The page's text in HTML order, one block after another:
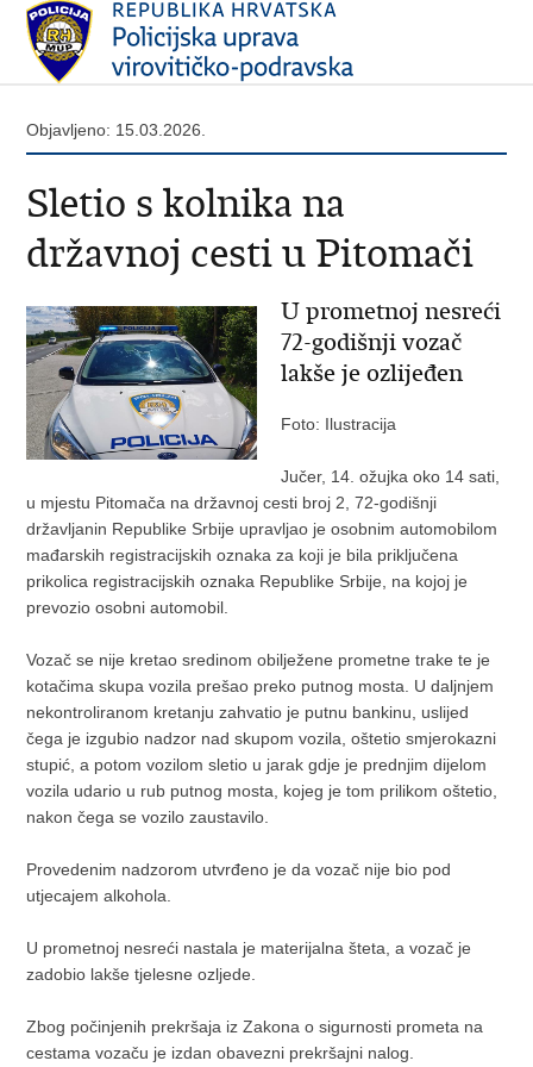
Objavljeno: 15.03.2026.
Sletio s kolnika na
državnoj cesti u Pitomači
U prometnoj nesreći
72-godišnji vozač
lakše je ozlijeđen
Foto: Ilustracija
Jučer, 14. ožujka oko 14 sati,
u mjestu Pitomača na državnoj cesti broj 2, 72-godišnji
državljanin Republike Srbije upravljao je osobnim automobilom
mađarskih registracijskih oznaka za koji je bila priključena
prikolica registracijskih oznaka Republike Srbije, na kojoj je
prevozio osobni automobil.
Vozač se nije kretao sredinom obilježene prometne trake te je
kotačima skupa vozila prešao preko putnog mosta. U daljnjem
nekontroliranom kretanju zahvatio je putnu bankinu, uslijed
čega je izgubio nadzor nad skupom vozila, oštetio smjerokazni
stupić, a potom vozilom sletio u jarak gdje je prednjim dijelom
vozila udario u rub putnog mosta, kojeg je tom prilikom oštetio,
nakon čega se vozilo zaustavilo.
Provedenim nadzorom utvrđeno je da vozač nije bio pod
utjecajem alkohola.
U prometnoj nesreći nastala je materijalna šteta, a vozač je
zadobio lakše tjelesne ozljede.
Zbog počinjenih prekršaja iz Zakona o sigurnosti prometa na
cestama vozaču je izdan obavezni prekršajni nalog.